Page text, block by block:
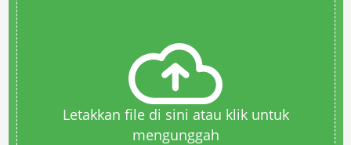
Letakkan file di sini atau klik untuk
mengunggah